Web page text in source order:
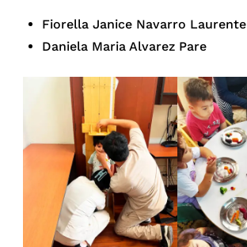
Fiorella Janice Navarro Laurente
Daniela Maria Alvarez Pare